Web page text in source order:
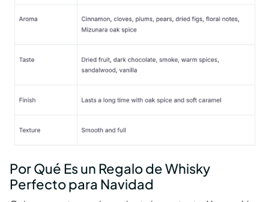
Por Qué Es un Regalo de Whisky
Perfecto para Navidad